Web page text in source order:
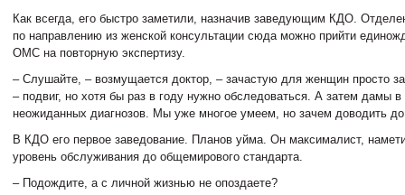
Как всегда, его быстро заметили, назначив заведующим КДО.
по направлению из женской консультации сюда можно прийти
ОМС на повторную экспертизу.
– Слушайте, – возмущается доктор, – зачастую для женщин просто
– подвиг, но хотя бы раз в году нужно обследоваться. А затем дамы
неожиданных диагнозов. Мы уже многое умеем, но зачем доводить до
В КДО его первое заведование. Планов уйма. Он максималист,
уровень обслуживания до общемирового стандарта.
– Подождите, а с личной жизнью не опоздаете?